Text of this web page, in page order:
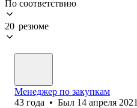
По соответствию
20 резюме
Менеджер по закупкам
43 года • Был 14 апреля 2021